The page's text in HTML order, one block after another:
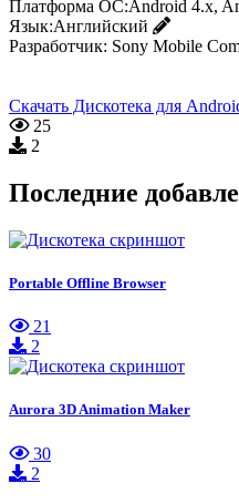
Платформа ОС:Android 4.x,
Язык:Английский
Разработчик: Sony Mobile
Скачать Дискотека для
25
2
Последние
Portable Offline Browser
21
2
Aurora 3D Animation Maker
30
2